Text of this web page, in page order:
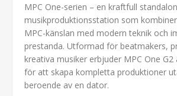
MPC One-serien – en kraftfull
musikproduktionsstation som
MPC-känslan med modern teknik och
prestanda. Utformad för beatmakers,
kreativa musiker erbjuder MPC One
för att skapa kompletta produktioner
beroende av en dator.